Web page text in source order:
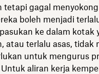
tetapi gagal
boleh menjadi
ke dalam kotak
atau terlalu asas, tidak
untuk mengurus
aliran kerja